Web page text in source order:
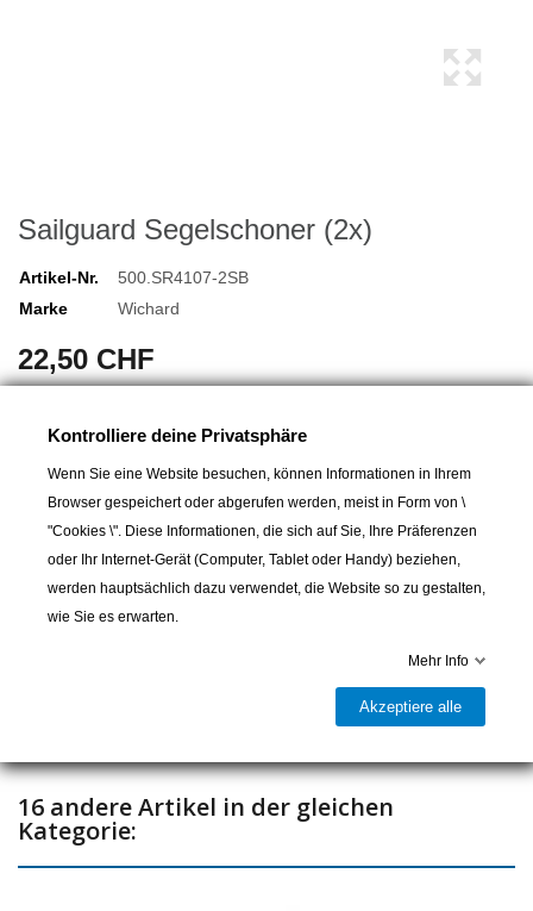
Sailguard Segelschoner (2x)
Artikel-Nr.
500.SR4107-2SB
Marke
Wichard
22,50 CHF
Øa 70mm
Wird in Paaren verkauft
16 andere Artikel in der gleichen
Kategorie:
Kontrolliere deine Privatsphäre
Wenn Sie eine Website besuchen, können Informationen in Ihrem
Browser gespeichert oder abgerufen werden, meist in Form von \
"Cookies \". Diese Informationen, die sich auf Sie, Ihre Präferenzen
oder Ihr Internet-Gerät (Computer, Tablet oder Handy) beziehen,
werden hauptsächlich dazu verwendet, die Website so zu gestalten,
wie Sie es erwarten.
Mehr Info
Akzeptiere alle